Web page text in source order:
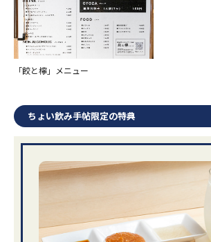
「餃と檸」メニュー
ちょい飲み手帖限定の特典